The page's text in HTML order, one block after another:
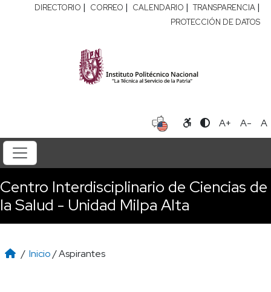
DIRECTORIO | CORREO | CALENDARIO | TRANSPARENCIA |
PROTECCIÓN DE DATOS
A+ A- A
Centro Interdisciplinario de Ciencias de
la Salud - Unidad Milpa Alta
/ Inicio/ Aspirantes